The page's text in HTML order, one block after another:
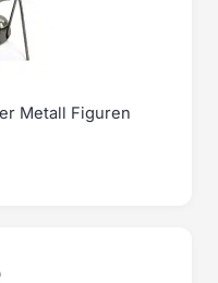
Metall Figuren